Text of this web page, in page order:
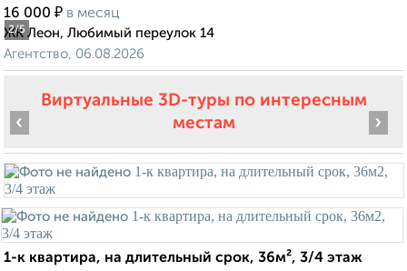
2/5
16 000 ₽ в месяц
ЖК Леон, Любимый переулок 14
Агентство, 06.08.2026
Виртуальные 3D-туры по интересным
местам
‹ ›
1-к квартира, на длительный срок, 36м², 3/4 этаж